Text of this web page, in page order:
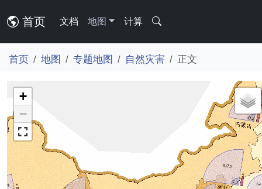
首页 文档 地图 计算
首页 地图 专题地图 自然灾害 正文
+
−